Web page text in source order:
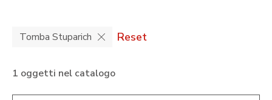
Tomba Stuparich Reset
1 oggetti nel catalogo